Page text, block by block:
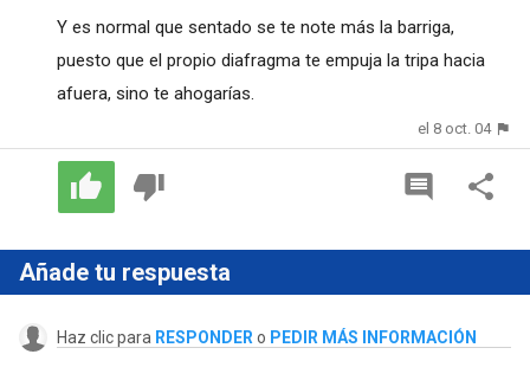
Y es normal que sentado se te note más la barriga,
puesto que el propio diafragma te empuja la tripa hacia
afuera, sino te ahogarías.
el 8 oct. 04
Añade tu respuesta
Haz clic para RESPONDER o PEDIR MÁS INFORMACIÓN